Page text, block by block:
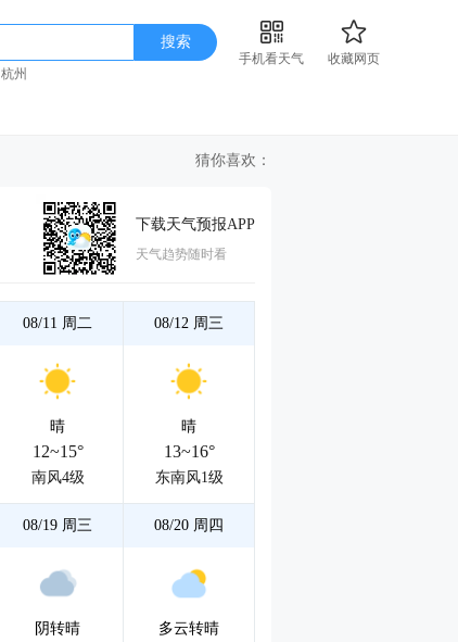
搜索
手机看天气
收藏网页
杭州
猜你喜欢：
下载天气预报APP
天气趋势随时看
08/11 周二
晴
12~15°
南风4级
08/12 周三
晴
13~16°
东南风1级
08/19 周三
阴转晴
08/20 周四
多云转晴